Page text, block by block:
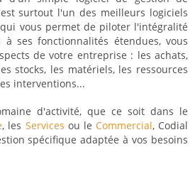
surtout l'un des meilleurs logiciels
vous permet de piloter l'intégralité
ses fonctionnalités étendues, vous
de votre entreprise : les achats,
stocks, les matériels, les ressources
interventions...
d'activité, que ce soit dans le
, les Services ou le Commercial, Codial
spécifique adaptée à vos besoins